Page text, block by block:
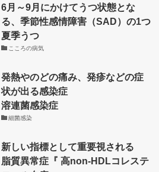
6月～9月にかけてうつ状態とな
る、季節性感情障害（SAD）の1つ
夏季うつ
こころの病気
発熱やのどの痛み、発疹などの症
状が出る感染症
溶連菌感染症
細菌感染
新しい指標として重要視される
脂質異常症『 高non-HDLコレステ